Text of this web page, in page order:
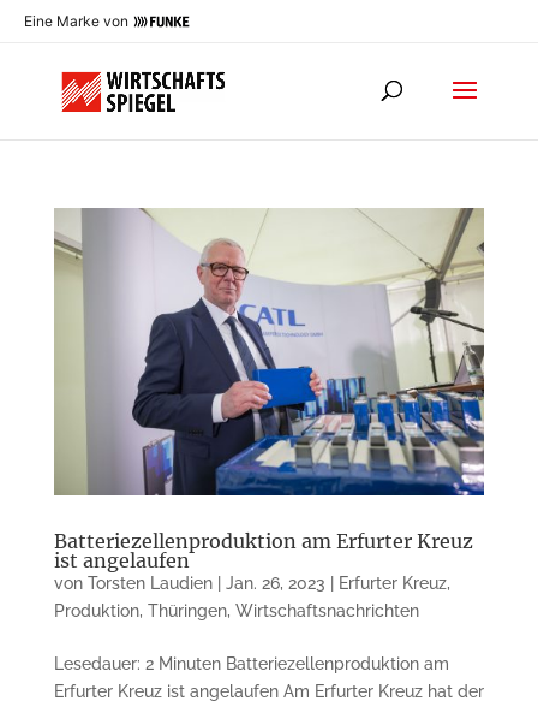
Eine Marke von
Batteriezellenproduktion am Erfurter Kreuz
ist angelaufen
von Torsten Laudien| Jan. 26, 2023 Erfurter Kreuz,
Produktion, Thüringen, Wirtschaftsnachrichten
Lesedauer: 2 Minuten Batteriezellen­produktion am
Erfurter Kreuz ist angelaufen Am Erfurter Kreuz hat der